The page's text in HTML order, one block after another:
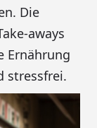
Die
aways
Ernährung
stressfrei.